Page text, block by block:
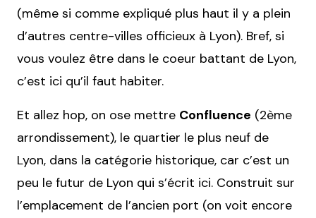
(même si comme expliqué plus haut il y a plein
d’autres centre-villes officieux à Lyon). Bref, si
vous voulez être dans le coeur battant de Lyon,
c’est ici qu’il faut habiter.
Et allez hop, on ose mettre Confluence (2ème
arrondissement), le quartier le plus neuf de
Lyon, dans la catégorie historique, car c’est un
peu le futur de Lyon qui s’écrit ici. Construit sur
l’emplacement de l’ancien port (on voit encore